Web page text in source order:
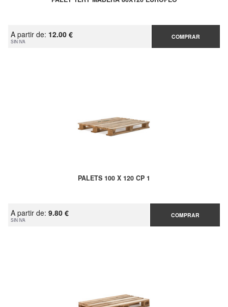
A partir de: 12.00 €
SIN IVA
COMPRAR
PALETS 100 X 120 CP 1
A partir de: 9.80 €
SIN IVA
COMPRAR